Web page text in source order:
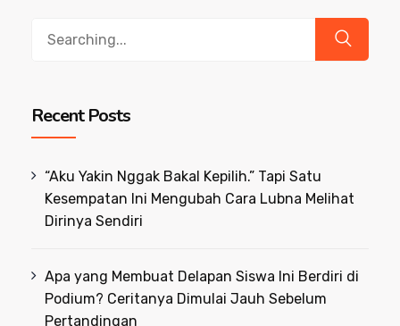
Recent Posts
“Aku Yakin Nggak Bakal Kepilih.” Tapi Satu
Kesempatan Ini Mengubah Cara Lubna Melihat
Dirinya Sendiri
Apa yang Membuat Delapan Siswa Ini Berdiri di
Podium? Ceritanya Dimulai Jauh Sebelum
Pertandingan